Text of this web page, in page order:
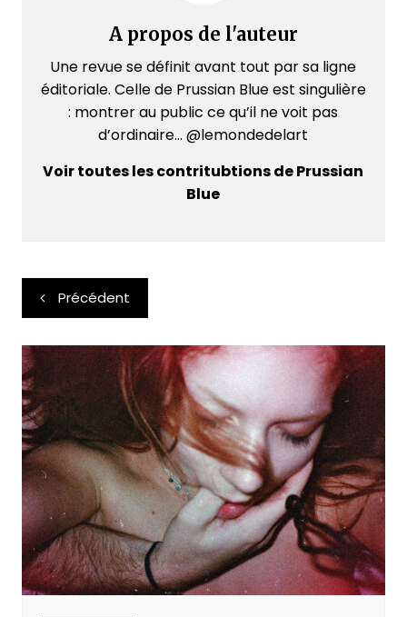
A propos de l'auteur
Une revue se définit avant tout par sa ligne
éditoriale. Celle de Prussian Blue est singulière
: montrer au public ce qu’il ne voit pas
d’ordinaire... @lemondedelart
Voir toutes les contritubtions de Prussian
Blue
Navigation
de
l’article
Précédent